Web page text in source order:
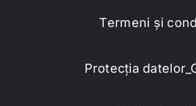
Termeni și
Protecția